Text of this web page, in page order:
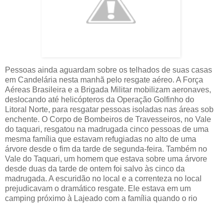
Pessoas ainda aguardam sobre os telhados de suas casas
em Candelária nesta manhã pelo resgate aéreo. A Força
Aéreas Brasileira e a Brigada Militar mobilizam aeronaves,
deslocando até helicópteros da Operação Golfinho do
Litoral Norte, para resgatar pessoas isoladas nas áreas sob
enchente. O Corpo de Bombeiros de Travesseiros, no Vale
do taquari, resgatou na madrugada cinco pessoas de uma
mesma família que estavam refugiadas no alto de uma
árvore desde o fim da tarde de segunda-feira. Também no
Vale do Taquari, um homem que estava sobre uma árvore
desde duas da tarde de ontem foi salvo às cinco da
madrugada. A escuridão no local e a correnteza no local
prejudicavam o dramático resgate. Ele estava em um
camping próximo à Lajeado com a família quando o rio